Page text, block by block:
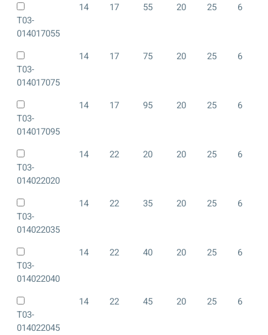
T03-
014017055
14 17 55 20 25 6
T03-
014017075
14 17 75 20 25 6
T03-
014017095
14 17 95 20 25 6
T03-
014022020
14 22 20 20 25 6
T03-
014022035
14 22 35 20 25 6
T03-
014022040
14 22 40 20 25 6
T03-
014022045
14 22 45 20 25 6